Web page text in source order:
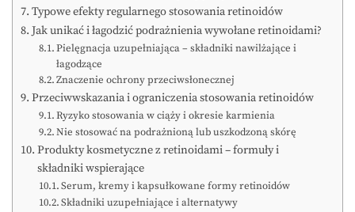
Typowe efekty regularnego stosowania retinoidów
Jak unikać i łagodzić podrażnienia wywołane retinoidami?
Pielęgnacja uzupełniająca – składniki nawilżające i
łagodzące
Znaczenie ochrony przeciwsłonecznej
Przeciwwskazania i ograniczenia stosowania retinoidów
Ryzyko stosowania w ciąży i okresie karmienia
Nie stosować na podrażnioną lub uszkodzoną skórę
Produkty kosmetyczne z retinoidami – formuły i
składniki wspierające
Serum, kremy i kapsułkowane formy retinoidów
Składniki uzupełniające i alternatywy